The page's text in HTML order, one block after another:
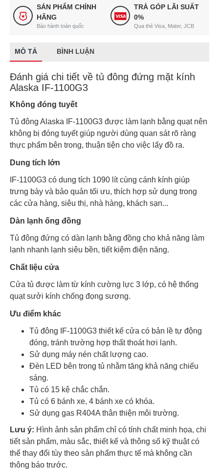
SẢN PHẨM CHÍNH
HÃNG
Bảo hành toàn quốc
TRẢ GÓP LÃI SUẤT
0%
Qua thẻ Visa, Mater, JCB
MÔ TẢ BÌNH LUẬN
Đánh giá chi tiết về tủ đông đứng mặt kính
Alaska IF-1100G3
Không đóng tuyết
Tủ đông Alaska IF-1100G3 được làm lạnh bằng quạt nên
không bị đóng tuyết giúp người dùng quan sát rõ ràng
thực phẩm bên trong, thuận tiện cho việc lấy đồ ra.
Dung tích lớn
IF-1100G3 có dung tích 1090 lít cùng cánh kính giúp
trưng bày và bảo quản tối ưu, thích hợp sử dụng trong
các cửa hàng, siêu thị, nhà hàng, khách sạn...
Dàn lạnh ống đồng
Tủ đông đứng có dàn lạnh bằng đồng cho khả năng làm
lạnh nhanh lạnh siêu bền, tiết kiệm điện năng.
Chất liệu cửa
Cửa tủ được làm từ kính cường lực 3 lớp, có hệ thống
quạt sưởi kính chống đọng sương.
Ưu điểm khác
Tủ đông IF-1100G3 thiết kế cửa có bản lề tự động
đóng, tránh trường hợp thất thoát hơi lạnh.
Sử dụng máy nén chất lượng cao.
Đèn LED bên trong tủ nhằm tăng khả năng chiếu
sáng.
Tủ có 15 kệ chắc chắn.
Tủ có 6 bánh xe, 4 bánh xe có khóa.
Sử dụng gas R404A thân thiện môi trường.
Lưu ý: Hình ảnh sản phẩm chỉ có tính chất minh họa, chi
tiết sản phẩm, màu sắc, thiết kế và thông số kỹ thuật có
thể thay đổi tùy theo sản phẩm thực tế mà không cần
thông báo trước.